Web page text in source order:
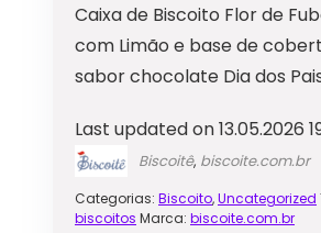
Caixa de Biscoito Flor de
com Limão e base de
sabor chocolate Dia dos
Last updated on 13.05.2026
Biscoitê, biscoite.com.br
Categorias: Biscoito,Uncategorized
biscoitos Marca: biscoite.com.br